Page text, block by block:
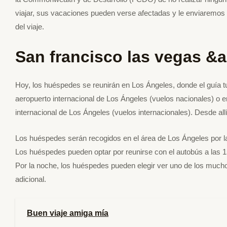
viajar, sus vacaciones pueden verse afectadas y le
del viaje.
San francisco las vegas
Hoy, los huéspedes se reunirán en Los Ángeles, donde el
aeropuerto internacional de Los Ángeles (vuelos nacionales) o
internacional de Los Ángeles (vuelos internacionales). Desde
Los huéspedes serán recogidos en el área de Los Ángeles
Los huéspedes pueden optar por reunirse con el autobús a
Por la noche, los huéspedes pueden elegir ver uno de los
adicional.
Buen viaje amiga mía